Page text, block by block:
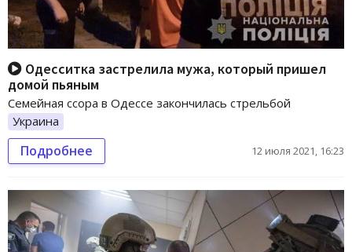
Одесситка застрелила мужа, который пришел
домой пьяным
Семейная ссора в Одессе закончилась стрельбой
Украина
Подробнее 12 июля 2021, 16:23